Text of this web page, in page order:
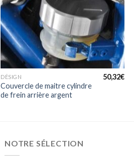
DÉSIGN
Couvercle de maitre cylindre
de frein arrière argent
50,32€
NOTRE SÉLECTION